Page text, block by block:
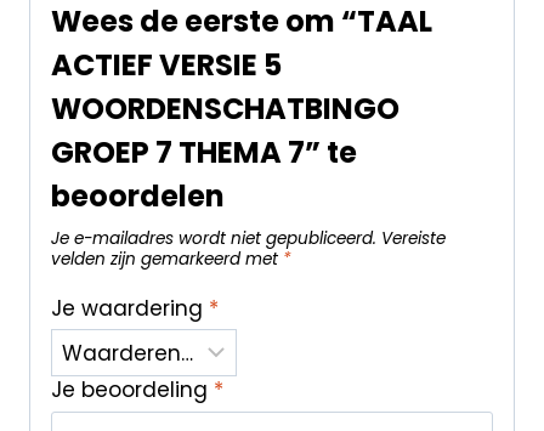
Wees de eerste om “TAAL
ACTIEF VERSIE 5
WOORDENSCHATBINGO
GROEP 7 THEMA 7” te
beoordelen
Je e-mailadres wordt niet gepubliceerd. Vereiste
velden zijn gemarkeerd met *
Je waardering *
Je beoordeling *